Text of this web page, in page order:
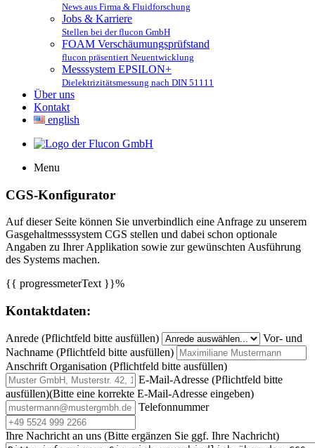
News aus Firma & Fluidforschung
Jobs & Karriere
Stellen bei der flucon GmbH
FOAM Verschäumungsprüfstand
flucon präsentiert Neuentwicklung
Messsystem EPSILON+
Dielektrizitätsmessung nach DIN 51111
Über uns
Kontakt
english
Menu
CGS-Konfigurator
Auf dieser Seite können Sie unverbindlich eine Anfrage zu unserem
Gasgehaltmesssystem CGS stellen und dabei schon optionale
Angaben zu Ihrer Applikation sowie zur gewünschten Ausführung
des Systems machen.
{{ progressmeterText }}%
Kontaktdaten:
Anrede (Pflichtfeld bitte ausfüllen)
Vor- und
Nachname (Pflichtfeld bitte ausfüllen)
Anschrift Organisation (Pflichtfeld bitte ausfüllen)
E-Mail-Adresse (Pflichtfeld bitte
ausfüllen)(Bitte eine korrekte E-Mail-Adresse eingeben)
Telefonnummer
Ihre Nachricht an uns (Bitte ergänzen Sie ggf. Ihre Nachricht)